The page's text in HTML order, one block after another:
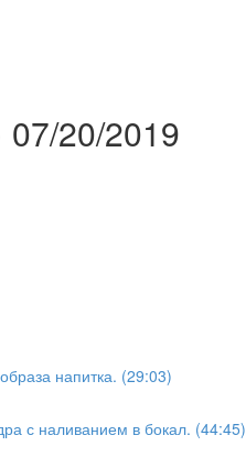
20/2019
напитка. (29:03)
с наливанием в бокал. (44:45)